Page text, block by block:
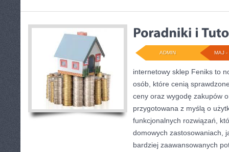
MAJ -
ADMIN
internetowy sklep Feniks to
osób, które cenią
ceny oraz wygodę zakupów
przygotowana z myślą o
funkcjonalnych rozwiązań,
domowych zastosowaniach,
bardziej zaawansowanych